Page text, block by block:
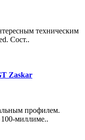
техническим
Сост..
Zaskar
профилем.
100-миллиме..